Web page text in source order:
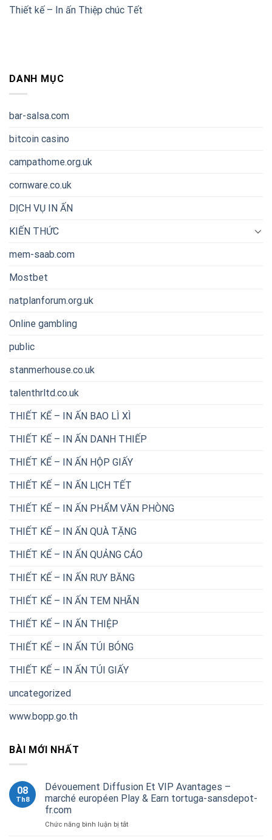
Thiết kế – In ấn Thiệp chúc Tết
DANH MỤC
bar-salsa.com
bitcoin casino
campathome.org.uk
cornware.co.uk
DỊCH VỤ IN ẤN
KIẾN THỨC
mem-saab.com
Mostbet
natplanforum.org.uk
Online gambling
public
stanmerhouse.co.uk
talenthrltd.co.uk
THIẾT KẾ – IN ẤN BAO LÌ XÌ
THIẾT KẾ – IN ẤN DANH THIẾP
THIẾT KẾ – IN ẤN HỘP GIẤY
THIẾT KẾ – IN ẤN LỊCH TẾT
THIẾT KẾ – IN ẤN PHẨM VĂN PHÒNG
THIẾT KẾ – IN ẤN QUÀ TẶNG
THIẾT KẾ – IN ẤN QUẢNG CÁO
THIẾT KẾ – IN ẤN RUY BĂNG
THIẾT KẾ – IN ẤN TEM NHÃN
THIẾT KẾ – IN ẤN THIỆP
THIẾT KẾ – IN ẤN TÚI BÓNG
THIẾT KẾ – IN ẤN TÚI GIẤY
uncategorized
www.bopp.go.th
BÀI MỚI NHẤT
08
Th8
Dévouement Diffusion Et VIP Avantages –
marché européen Play & Earn tortuga-sansdepot-
fr.com
Chức năng bình luận bị tắtở